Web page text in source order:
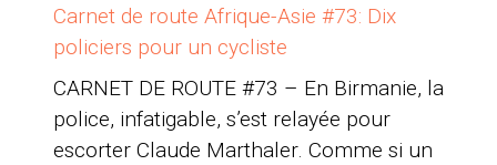
Carnet de route Afrique-Asie #73: Dix
policiers pour un cycliste
CARNET DE ROUTE #73 – En Birmanie, la
police, infatigable, s’est relayée pour
escorter Claude Marthaler. Comme si un